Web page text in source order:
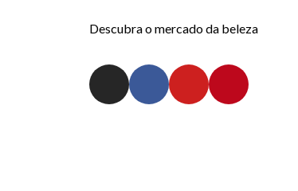
Descubra o mercado da beleza